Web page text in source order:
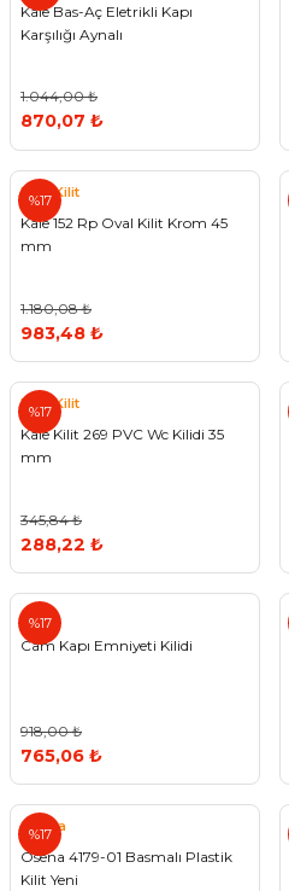
Kale Bas-Aç Eletrikli Kapı
Karşılığı Aynalı
1.044,00 ₺
870,07 ₺
%17
Kale Kilit
Kale 152 Rp Oval Kilit Krom 45
mm
1.180,08 ₺
983,48 ₺
%17
Kale Kilit
Kale Kilit 269 PVC Wc Kilidi 35
mm
345,84 ₺
288,22 ₺
%17
Cam Kapı Emniyeti Kilidi
918,00 ₺
765,06 ₺
%17
Osena
Osena 4179-01 Basmalı Plastik
Kilit Yeni